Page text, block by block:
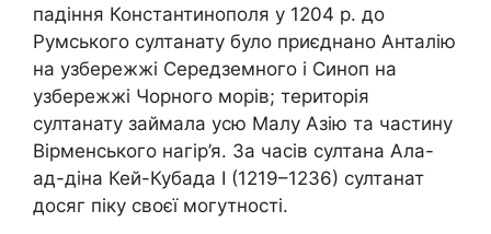
падіння Константинополя у 1204 р. до
Румського султанату було приєднано Анталію
на узбережжі Середземного і Синоп на
узбережжі Чорного морів; територія
султанату займала усю Малу Азію та частину
Вірменського нагір’я. За часів султана Ала-
ад-діна Кей-Кубада І (1219–1236) султанат
досяг піку своєї могутності.